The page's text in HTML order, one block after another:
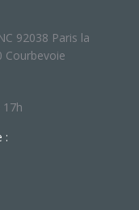
92038 Paris la
Courbevoie
17h
: